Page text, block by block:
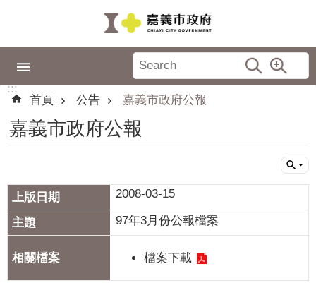
政
專
區
城
牌
認
識
嘉
:::
首頁
公告 嘉義市政府公報
嘉義市政府公報
2008-03-15
97年3月份公報檔案
檔案下載